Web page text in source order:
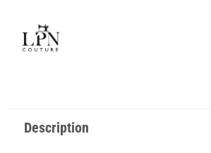
Description